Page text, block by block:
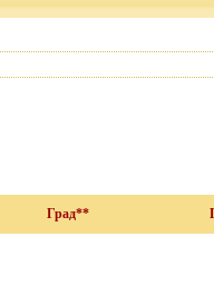
Град**